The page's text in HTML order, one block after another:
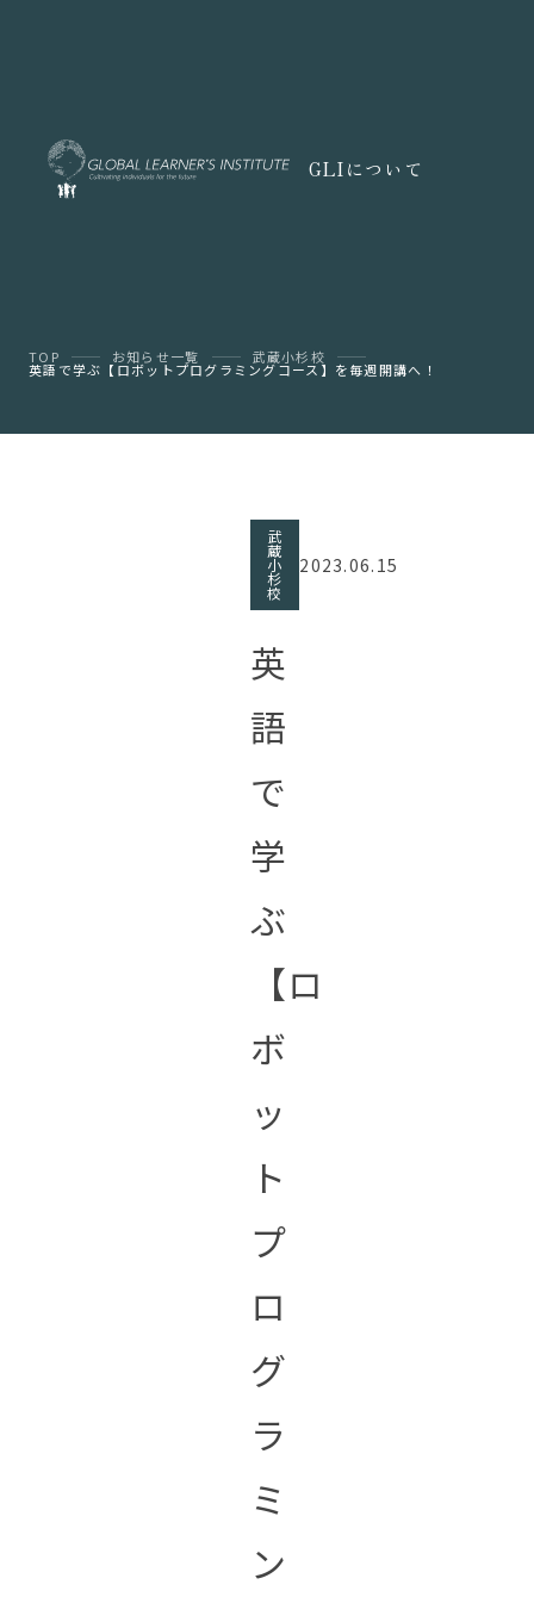
GLIについて
TOP お知らせ一覧 武蔵小杉校
英語で学ぶ【ロボットプログラミングコース】を毎週開講へ！
武
蔵
小
杉
校
2023.06.15
英
語
で
学
ぶ
【ロ
ボ
ッ
ト
プ
ロ
グ
ラ
ミ
ン